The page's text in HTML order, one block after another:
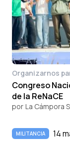
Organizarnos
Congreso
de la ReNaCE
por La Cámpora
MILITANCIA 14